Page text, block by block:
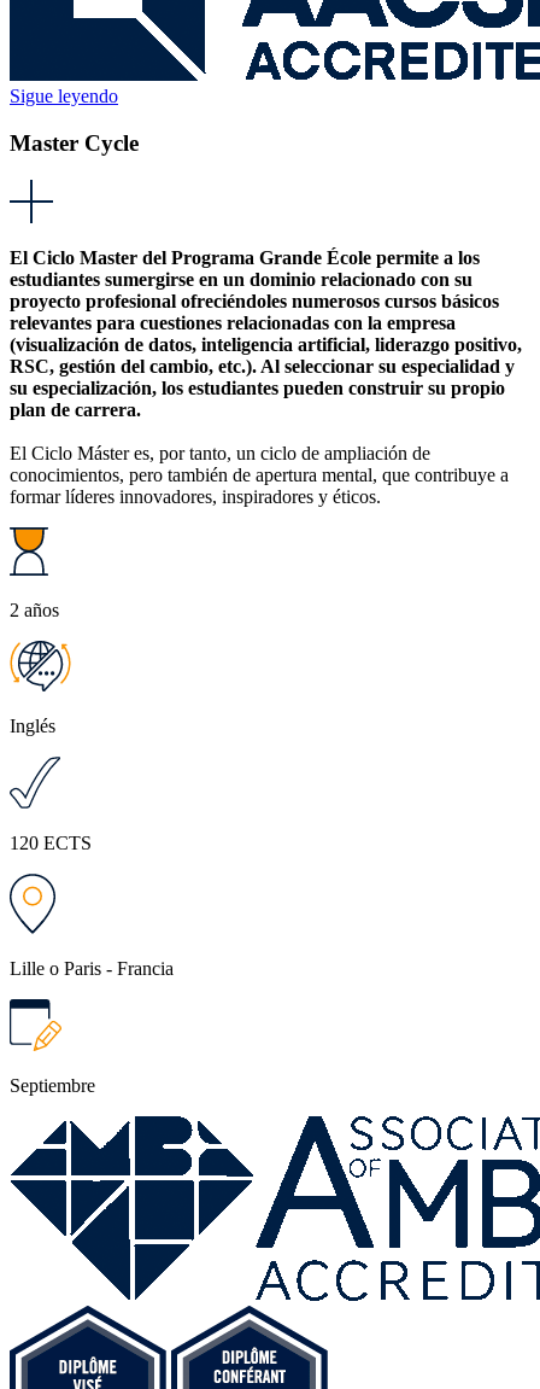
Sigue leyendo
Master Cycle
El Ciclo Master del Programa Grande École permite a los
estudiantes sumergirse en un dominio relacionado con su
proyecto profesional ofreciéndoles numerosos cursos básicos
relevantes para cuestiones relacionadas con la empresa
(visualización de datos, inteligencia artificial, liderazgo positivo,
RSC, gestión del cambio, etc.). Al seleccionar su especialidad y
su especialización, los estudiantes pueden construir su propio
plan de carrera.
El Ciclo Máster es, por tanto, un ciclo de ampliación de
conocimientos, pero también de apertura mental, que contribuye a
formar líderes innovadores, inspiradores y éticos.
2 años
Inglés
120 ECTS
Lille o Paris - Francia
Septiembre